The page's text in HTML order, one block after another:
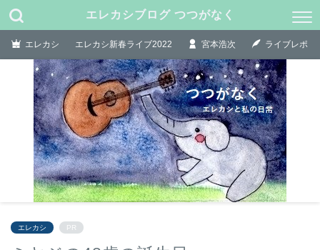
エレカシブログ つつがなく
エレカシ エレカシ新春ライブ2022 宮本浩次 ライブレポ
エレカシ PR